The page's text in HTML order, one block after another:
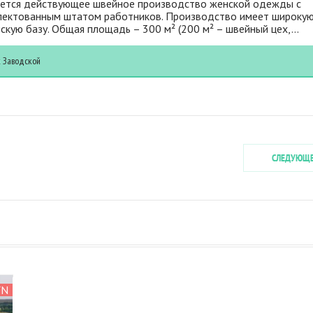
действующее швейное производство женской одежды с
штатом работников. Производство имеет
базу. Общая площадь – 300 м² (200 м² – швейный цех,...
Заводской